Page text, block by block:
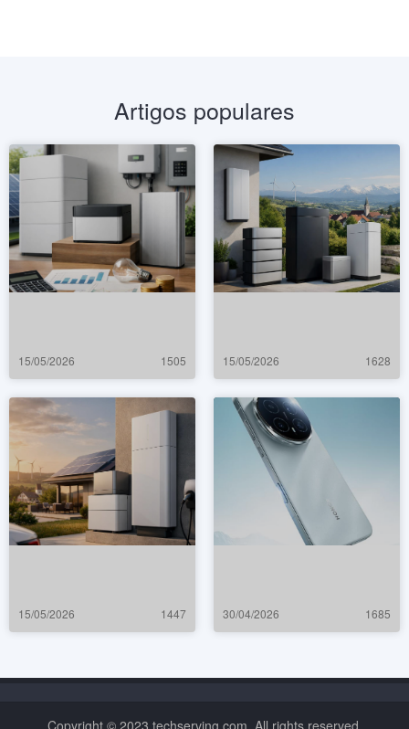
Artigos populares
15/05/2026 1505 15/05/2026 1628
15/05/2026 1447 30/04/2026 1685